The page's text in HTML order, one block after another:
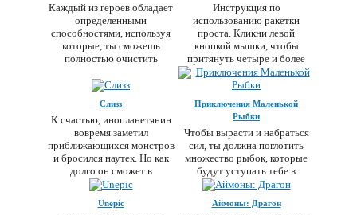
Каждый из героев обладает
определенными
способностями, используя
которые, ты сможешь
полностью очистить
Инструкция по
использованию ракетки
проста. Кликни левой
кнопкой мышки, чтобы
притянуть четыре и более
блока, а
Слизз
К счастью, инопланетянин
вовремя заметил
приближающихся монстров
и бросился наутек. Но как
долго он сможет в
Приключения Маленькой
Рыбки
Чтобы вырасти и набраться
сил, ты должна поглотить
множество рыбок, которые
будут уступать тебе в
размере. Будь
Unepic Аймоны: Драгон